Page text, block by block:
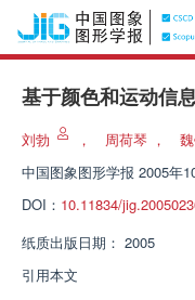
基于颜色和运动信
刘勃 ， 周荷琴 ，
中国图象图形学报 2005年
DOI： 10.11834/
纸质出版日期： 2005
引用本文